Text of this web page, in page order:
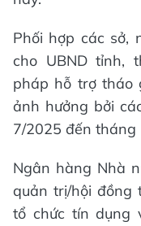
Phối hợp các sở,
cho UBND tỉnh,
pháp hỗ trợ tháo
ảnh hưởng bởi
7/2025 đến tháng
Ngân hàng Nhà
quản trị/hội đồng
tổ chức tín dụng